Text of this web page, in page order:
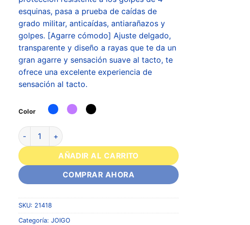
esquinas, pasa a prueba de caídas de
grado militar, anticaídas, antiarañazos y
golpes. [Agarre cómodo] Ajuste delgado,
transparente y diseño a rayas que te da un
gran agarre y sensación suave al tacto, te
ofrece una excelente experiencia de
sensación al tacto.
Color
AÑADIR AL CARRITO
COMPRAR AHORA
SKU: 21418
Categoría: JOIGO